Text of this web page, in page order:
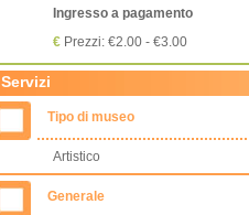
Ingresso a pagamento
€ Prezzi: €2.00 - €3.00
Servizi
Tipo di museo
Artistico
Generale